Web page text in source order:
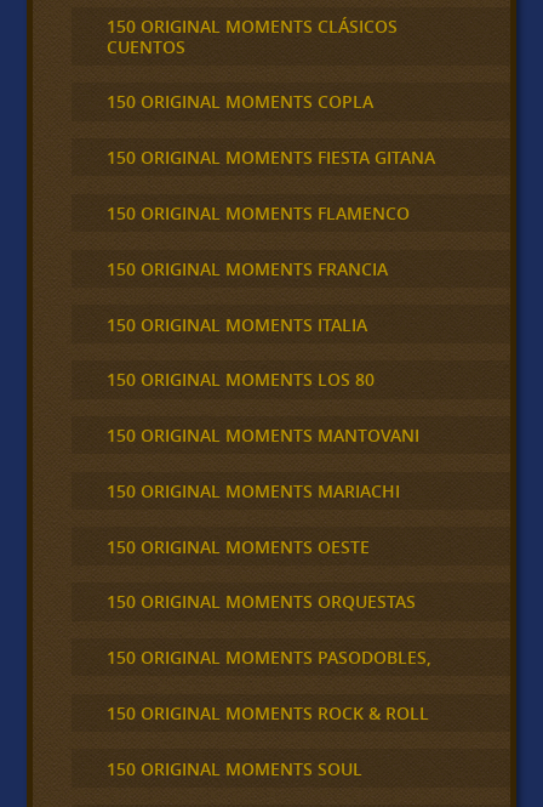
150 ORIGINAL MOMENTS CLÁSICOS
CUENTOS
150 ORIGINAL MOMENTS COPLA
150 ORIGINAL MOMENTS FIESTA GITANA
150 ORIGINAL MOMENTS FLAMENCO
150 ORIGINAL MOMENTS FRANCIA
150 ORIGINAL MOMENTS ITALIA
150 ORIGINAL MOMENTS LOS 80
150 ORIGINAL MOMENTS MANTOVANI
150 ORIGINAL MOMENTS MARIACHI
150 ORIGINAL MOMENTS OESTE
150 ORIGINAL MOMENTS ORQUESTAS
150 ORIGINAL MOMENTS PASODOBLES,
150 ORIGINAL MOMENTS ROCK & ROLL
150 ORIGINAL MOMENTS SOUL